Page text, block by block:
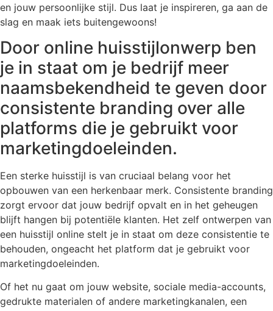
en jouw persoonlijke stijl. Dus laat je inspireren, ga aan de
slag en maak iets buitengewoons!
Door online huisstijlonwerp ben
je in staat om je bedrijf meer
naamsbekendheid te geven door
consistente branding over alle
platforms die je gebruikt voor
marketingdoeleinden.
Een sterke huisstijl is van cruciaal belang voor het
opbouwen van een herkenbaar merk. Consistente branding
zorgt ervoor dat jouw bedrijf opvalt en in het geheugen
blijft hangen bij potentiële klanten. Het zelf ontwerpen van
een huisstijl online stelt je in staat om deze consistentie te
behouden, ongeacht het platform dat je gebruikt voor
marketingdoeleinden.
Of het nu gaat om jouw website, sociale media-accounts,
gedrukte materialen of andere marketingkanalen, een